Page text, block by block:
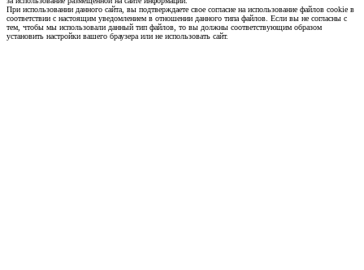
При использовании данного сайта, вы подтверждаете свое согласие на использование файлов cookie в
соответствии с настоящим уведомлением в отношении данного типа файлов. Если вы не согласны с
тем, чтобы мы использовали данный тип файлов, то вы должны соответствующим образом
установить настройки вашего браузера или не использовать сайт.